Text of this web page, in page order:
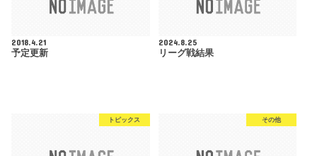
2018.4.21
予定更新
2024.8.25
リーグ戦結果
トピックス その他